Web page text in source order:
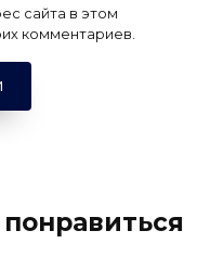
сайта в этом
комментариев.